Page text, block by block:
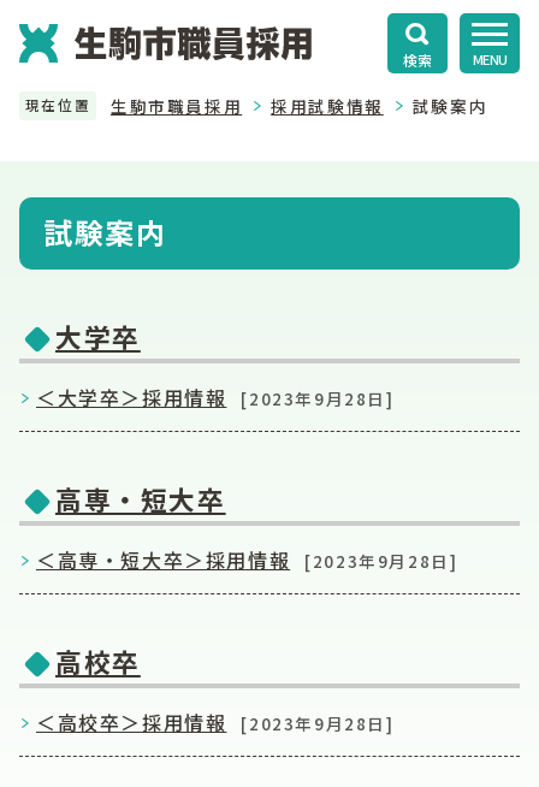
検索 MENU
現在位置 生駒市職員採用 採用試験情報 試験案内
試験案内
大学卒
＜大学卒＞採用情報 [2023年9月28日]
高専・短大卒
＜高専・短大卒＞採用情報 [2023年9月28日]
高校卒
＜高校卒＞採用情報 [2023年9月28日]